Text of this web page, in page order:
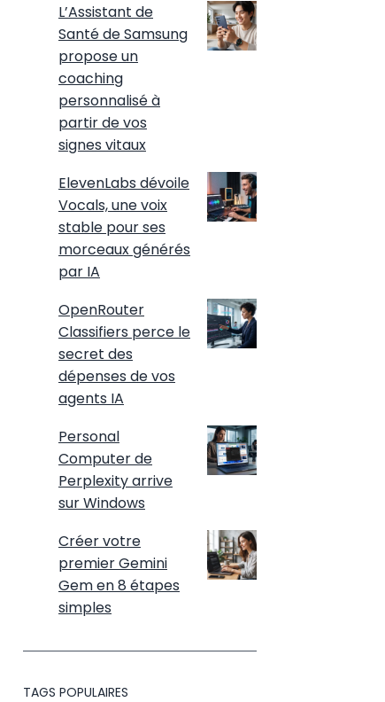
L’Assistant de
Santé de Samsung
propose un
coaching
personnalisé à
partir de vos
signes vitaux
ElevenLabs dévoile
Vocals, une voix
stable pour ses
morceaux générés
par IA
OpenRouter
Classifiers perce le
secret des
dépenses de vos
agents IA
Personal
Computer de
Perplexity arrive
sur Windows
Créer votre
premier Gemini
Gem en 8 étapes
simples
TAGS POPULAIRES